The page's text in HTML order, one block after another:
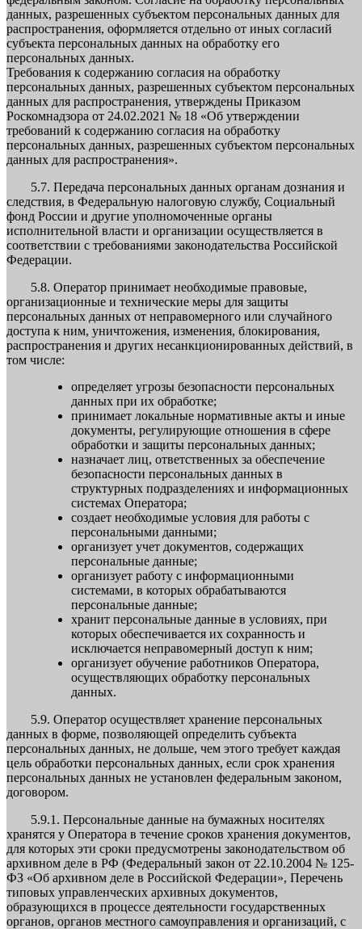
данных, разрешенных субъектом персональных данных для
распространения, оформляется отдельно от иных согласий
субъекта персональных данных на обработку его
персональных данных.
Требования к содержанию согласия на обработку
персональных данных, разрешенных субъектом персональных
данных для распространения, утверждены Приказом
Роскомнадзора от 24.02.2021 № 18 «Об утверждении
требований к содержанию согласия на обработку
персональных данных, разрешенных субъектом персональных
данных для распространения».
5.7. Передача персональных данных органам дознания и
следствия, в Федеральную налоговую службу, Социальный
фонд России и другие уполномоченные органы
исполнительной власти и организации осуществляется в
соответствии с требованиями законодательства Российской
Федерации.
5.8. Оператор принимает необходимые правовые,
организационные и технические меры для защиты
персональных данных от неправомерного или случайного
доступа к ним, уничтожения, изменения, блокирования,
распространения и других несанкционированных действий, в
том числе:
определяет угрозы безопасности персональных
данных при их обработке;
принимает локальные нормативные акты и иные
документы, регулирующие отношения в сфере
обработки и защиты персональных данных;
назначает лиц, ответственных за обеспечение
безопасности персональных данных в
структурных подразделениях и информационных
системах Оператора;
создает необходимые условия для работы с
персональными данными;
организует учет документов, содержащих
персональные данные;
организует работу с информационными
системами, в которых обрабатываются
персональные данные;
хранит персональные данные в условиях, при
которых обеспечивается их сохранность и
исключается неправомерный доступ к ним;
организует обучение работников Оператора,
осуществляющих обработку персональных
данных.
5.9. Оператор осуществляет хранение персональных
данных в форме, позволяющей определить субъекта
персональных данных, не дольше, чем этого требует каждая
цель обработки персональных данных, если срок хранения
персональных данных не установлен федеральным законом,
договором.
5.9.1. Персональные данные на бумажных носителях
хранятся у Оператора в течение сроков хранения документов,
для которых эти сроки предусмотрены законодательством об
архивном деле в РФ (Федеральный закон от 22.10.2004 № 125-
ФЗ «Об архивном деле в Российской Федерации», Перечень
типовых управленческих архивных документов,
образующихся в процессе деятельности государственных
органов, органов местного самоуправления и организаций, с